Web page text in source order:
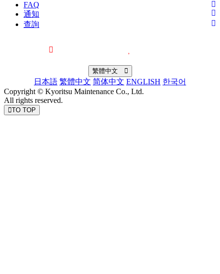
FAQ
通知
查詢
繁體中文
日本語 繁體中文 简体中文 ENGLISH 한국어
Copyright © Kyoritsu Maintenance Co., Ltd.
All rights reserved.
TO TOP